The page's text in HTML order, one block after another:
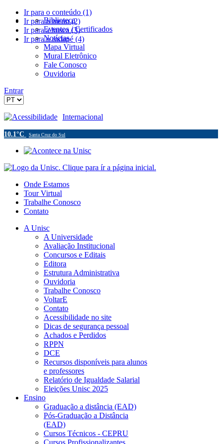
Ir para o conteúdo (1)
Ir para o menu (2)
Ir para a busca (3)
Ir para o rodapé (4)
Biblioteca
Eventos / Certificados
Notícias
Mapa Virtual
Mural Eletrônico
Fale Conosco
Ouvidoria
Entrar
Acessibilidade Internacional
10.1°C Santa Cruz do Sul
Onde Estamos
Tour Virtual
Trabalhe Conosco
Contato
A Unisc
A Universidade
Avaliação Institucional
Concursos e Editais
Editora
Estrutura Administrativa
Ouvidoria
Trabalhe Conosco
VoltarE
Contato
Acessibilidade no site
Dicas de segurança pessoal
Achados e Perdidos
RPPN
DCE
Recursos disponíveis para alunos
e professores
Relatório de Igualdade Salarial
Eleições Unisc 2025
Ensino
Graduação a distância (EAD)
Pós-Graduação a Distância
(EAD)
Cursos Técnicos - CEPRU
Cursos Profissionalizantes